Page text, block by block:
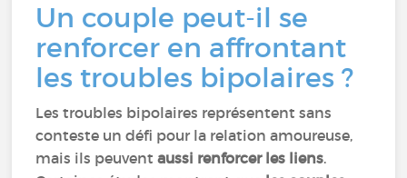
Un couple peut-il se
renforcer en affrontant
les troubles bipolaires ?
Les troubles bipolaires représentent sans
conteste un défi pour la relation amoureuse,
mais ils peuventaussi renforcer les liens.